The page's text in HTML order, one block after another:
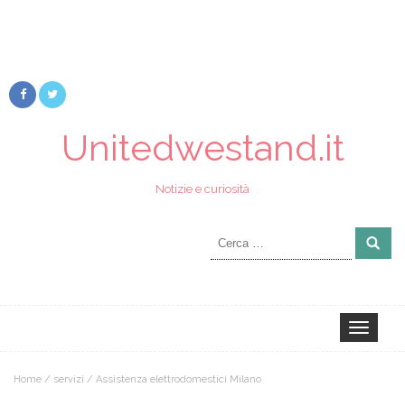
Unitedwestand.it
Notizie e curiosità
Ricerca
Toggle
navigation
Home / servizi / Assistenza elettrodomestici Milano